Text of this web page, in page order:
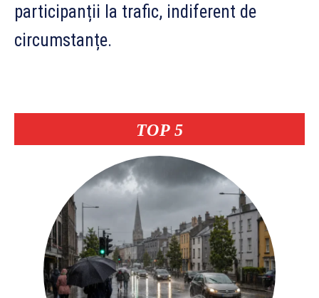
TOP 5
participanții la trafic, indiferent de
circumstanțe.